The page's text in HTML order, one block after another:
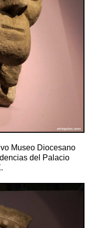
Museo Diocesano
del Palacio